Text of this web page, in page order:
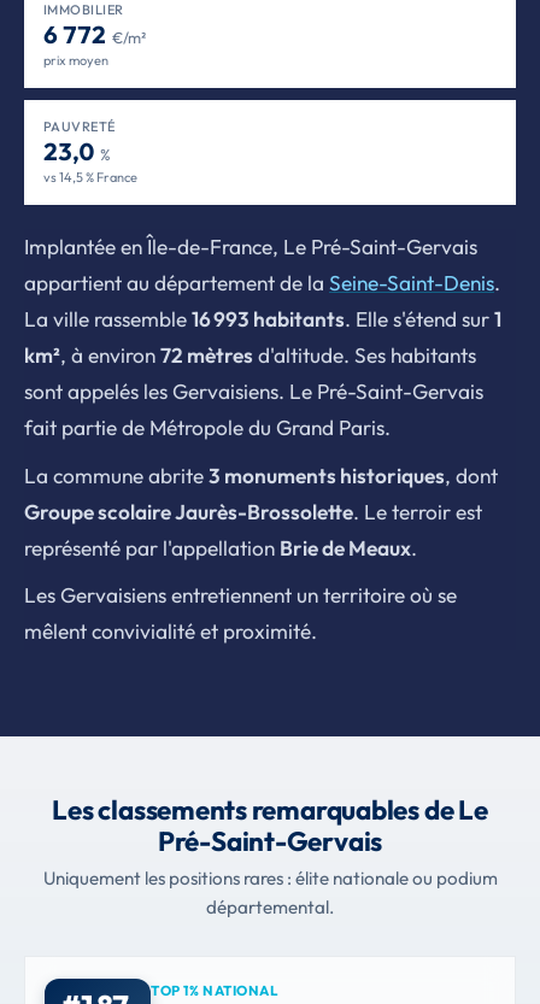
IMMOBILIER
6 772 €/m²
prix moyen
PAUVRETÉ
23,0 %
vs 14,5 % France
Implantée en Île-de-France, Le Pré-Saint-Gervais
appartient au département de la Seine-Saint-Denis.
La ville rassemble16 993 habitants. Elle s'étend sur1
km², à environ72 mètres d'altitude. Ses habitants
sont appelés les Gervaisiens. Le Pré-Saint-Gervais
fait partie de Métropole du Grand Paris.
La commune abrite3 monuments historiques, dont
Groupe scolaire Jaurès-Brossolette. Le terroir est
représenté par l'appellation Brie de Meaux.
Les Gervaisiens entretiennent un territoire où se
mêlent convivialité et proximité.
Les classements remarquables de Le
Pré-Saint-Gervais
Uniquement les positions rares : élite nationale ou podium
départemental.
TOP 1% NATIONAL